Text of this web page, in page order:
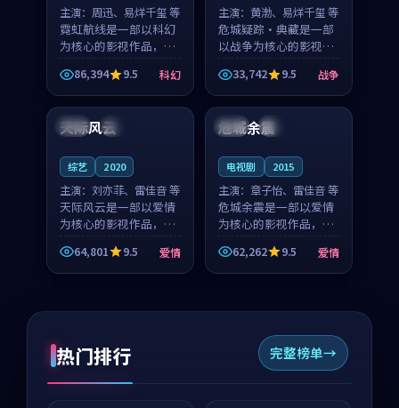
主演： 周迅、易烊千玺 等
霓虹航线是一部以科幻
为核心的影视作品，围
绕危机、反转与人物成
长展开，整体节奏紧
凑，值得推荐观看。
86,394 9.5 科幻
主演： 黄渤、易烊千玺 等
危城疑踪·典藏是一部
以战争为核心的影视作
品，围绕危机、反转与
人物成长展开，整体节
奏紧凑，值得推荐观
看。
33,742 9.5 战争
韩国 杜比
天际风云
综艺 2020
主演： 刘亦菲、雷佳音 等
天际风云是一部以爱情
为核心的影视作品，围
绕危机、反转与人物成
长展开，整体节奏紧
凑，值得推荐观看。
64,801 9.5 爱情
中国 独播
危城余震
电视剧 2015
主演： 章子怡、雷佳音 等
危城余震是一部以爱情
为核心的影视作品，围
绕危机、反转与人物成
长展开，整体节奏紧
凑，值得推荐观看。
62,262 9.5 爱情
热门排行 完整榜单
99:22 99:18